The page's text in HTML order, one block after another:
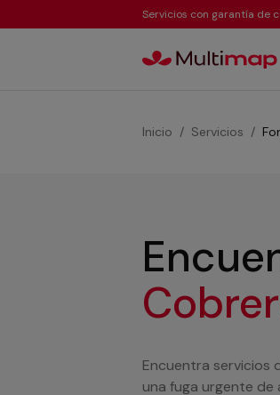
Servicios con garantía de
Inicio Servicios
Encuentra servicios
una fuga urgente